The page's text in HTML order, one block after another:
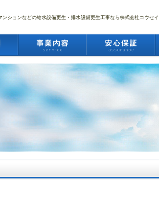
ンションなどの給水設備更生・排水設備更生工事なら株式会社コウセイ